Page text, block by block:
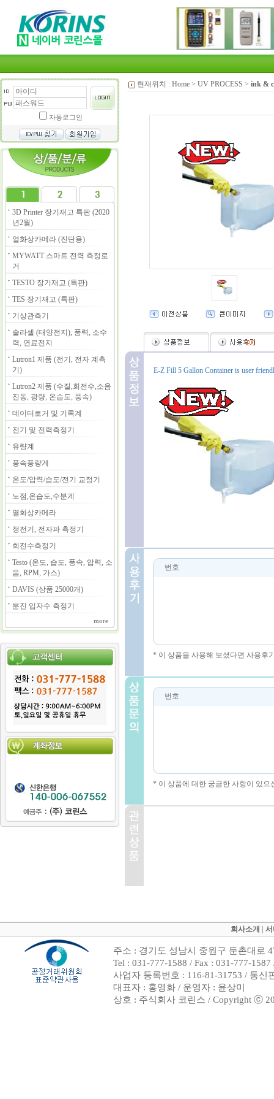
자동로그인
3D Printer 장기재고 특판 (2020
년2월)
열화상카메라 (진단용)
MYWATT 스마트 전력 측정로
거
TESTO 장기재고 (특판)
TES 장기재고 (특판)
기상관측기
솔라셀 (태양전지), 풍력, 소수
력, 연료전지
Lutron1 제품 (전기, 전자 계측
기)
Lutron2 제품 (수질,회전수,소음
진동, 광량, 온습도, 풍속)
데이터로거 및 기록계
전기 및 전력측정기
유량계
풍속풍량계
온도/압력/습도/전기 교정기
노점,온습도,수분계
열화상카메라
정전기, 전자파 측정기
회전수측정기
Testo (온도, 습도, 풍속, 압력, 소
음, RPM, 가스)
DAVIS (상품 25000개)
분진 입자수 측정기
more
현재위치 : Home > UV PROCESS > ink &
(0)
E-Z Fill 5 Gallon Container is user
번호
* 이 상품을 사용해 보셨다면 사용후
번호
* 이 상품에 대한 궁금한 사항이 있
회사소개
주소 : 경기도 성남시 중원구 둔촌대로
Tel : 031-777-1588 / Fax : 031-777-
사업자 등록번호 : 116-81-31753 / 통신
대표자 : 홍영화 / 운영자 : 윤상미
상호 : 주식회사 코린스 / Copyright ⓒ